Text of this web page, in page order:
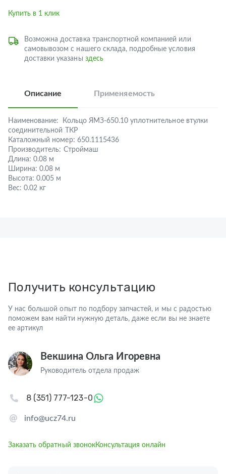
Купить в 1 клик
Возможна доставка транспортной компанией или
самовывозом с нашего склада, подробные условия
доставки указаны здесь
Описание Применяемость
Наименование:
Кольцо ЯМЗ-650.10 уплотнительное втулки
соединительной ТКР
Каталожный номер: 650.1115436
Производитель: Строймаш
Длина: 0.08 м
Ширина: 0.08 м
Высота: 0.005 м
Вес: 0.02 кг
Получить консультацию
У нас большой опыт по подбору запчастей, и мы с радостью
поможем вам найти нужную деталь, даже если вы не знаете
ее артикул
Векшина Ольга Игоревна
Руководитель отдела продаж
info@ucz74.ru
8 (351) 777-123-0
Заказать обратный звонокКонсультация онлайн